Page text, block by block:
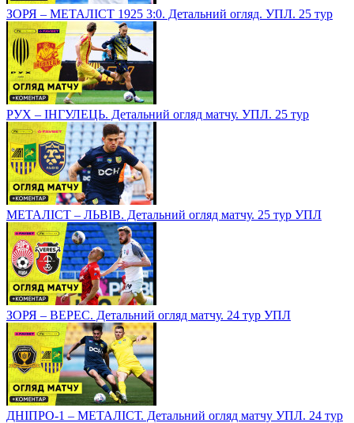
ЗОРЯ – МЕТАЛІСТ 1925 3:0. Детальний огляд. УПЛ. 25 тур
РУХ – ІНГУЛЕЦЬ. Детальний огляд матчу. УПЛ. 25 тур
МЕТАЛІСТ – ЛЬВІВ. Детальний огляд матчу. 25 тур УПЛ
ЗОРЯ – ВЕРЕС. Детальний огляд матчу. 24 тур УПЛ
ДНІПРО-1 – МЕТАЛІСТ. Детальний огляд матчу УПЛ. 24 тур